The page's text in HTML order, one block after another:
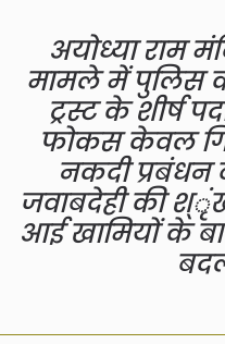
अयोध्या राम
मामले में पुलिस
ट्रस्ट के शीर्ष
फोकस केवल
नकदी प्रबंधन
जवाबदेही की
आई खामियों के